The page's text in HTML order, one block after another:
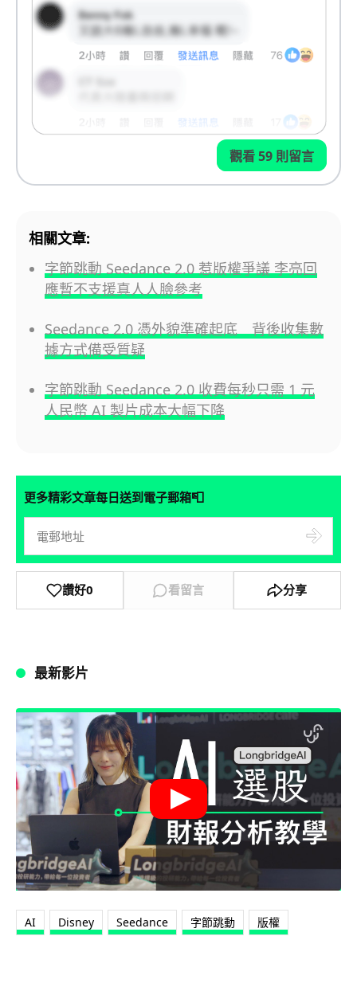
觀看 59 則留言
相關文章:
字節跳動 Seedance 2.0 惹版權爭議 李亮回
應暫不支援真人人臉參考
Seedance 2.0 憑外貌準確起底 背後收集數
據方式備受質疑
字節跳動 Seedance 2.0 收費每秒只需 1 元
人民幣 AI 製片成本大幅下降
更多精彩文章每日送到電子郵箱📮
讚好0 看留言 分享
最新影片
AI Disney Seedance 字節跳動 版權